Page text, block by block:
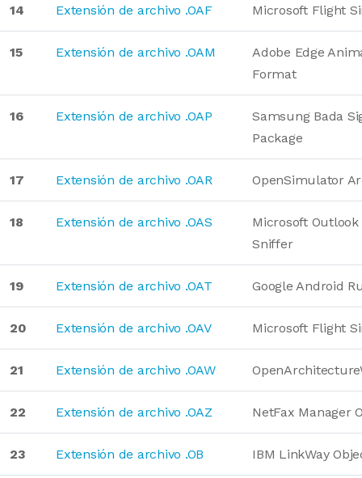
14 Extensión de archivo .OAF Microsoft Flight
15 Extensión de archivo .OAM
Adobe Edge
Format
16 Extensión de archivo .OAP
Samsung Bada
Package
17 Extensión de archivo .OAR OpenSimulator
18 Extensión de archivo .OAS
Microsoft
Sniffer
19 Extensión de archivo .OAT Google Android
20 Extensión de archivo .OAV Microsoft Flight
21 Extensión de archivo .OAW
22 Extensión de archivo .OAZ NetFax Manager
23 Extensión de archivo .OB IBM LinkWay